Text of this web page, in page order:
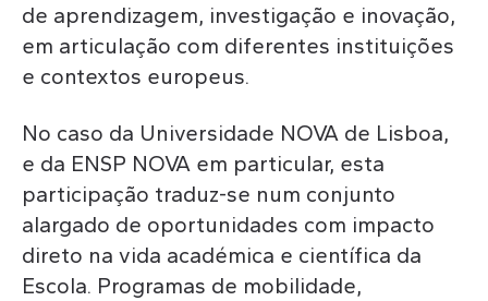
de aprendizagem, investigação e inovação,
em articulação com diferentes instituições
e contextos europeus.
No caso da Universidade NOVA de Lisboa,
e da ENSP NOVA em particular, esta
participação traduz-se num conjunto
alargado de oportunidades com impacto
direto na vida académica e científica da
Escola. Programas de mobilidade,